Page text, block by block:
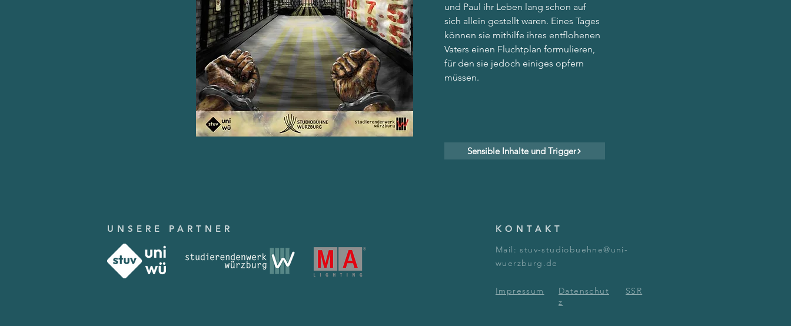
und Paul ihr Leben lang schon auf
sich allein gestellt waren. Eines Tages
können sie mithilfe ihres entflohenen
Vaters einen Fluchtplan formulieren,
für den sie jedoch einiges opfern
müssen.
Sensible Inhalte und Trigger
UNSERE PARTNER KONTAKT
Mail:stuv-studiobuehne@uni-
wuerzburg.de
Impressum
Datenschut
z
SSR